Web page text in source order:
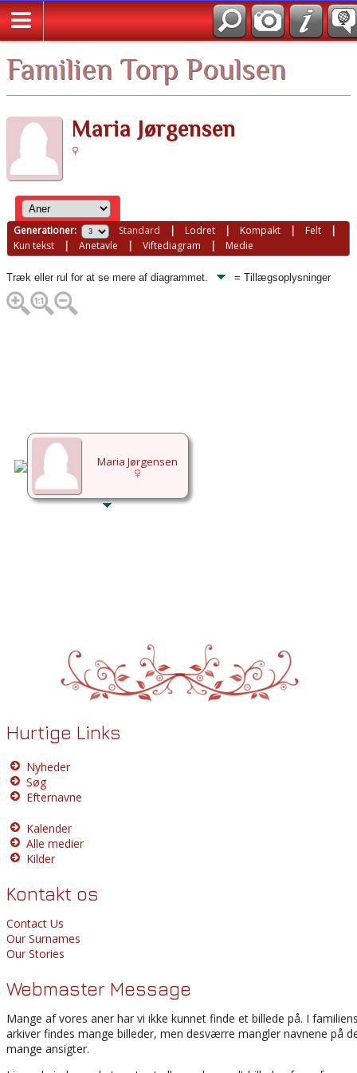
Familien Torp Poulsen
Maria Jørgensen
Generationer: Standard | Lodret | Kompakt | Felt |
Kun tekst |Anetavle |Viftediagram | Medie
Træk eller rul for at se mere af diagrammet. = Tillægsoplysninger
Maria Jørgensen
Hurtige Links
Nyheder
Søg
Efternavne
Kalender
Alle medier
Kilder
Kontakt os
Contact Us
Our Surnames
Our Stories
Webmaster Message
Mange af vores aner har vi ikke kunnet finde et billede på. I
arkiver findes mange billeder, men desværre mangler navnene på
mange ansigter.